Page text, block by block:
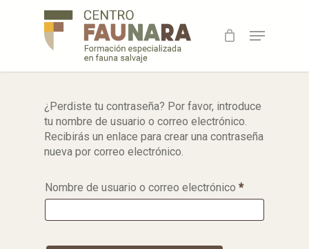
Menu
¿Perdiste tu contraseña? Por favor, introduce
tu nombre de usuario o correo electrónico.
Recibirás un enlace para crear una contraseña
nueva por correo electrónico.
Nombre de usuario o correo electrónico *Obligatorio